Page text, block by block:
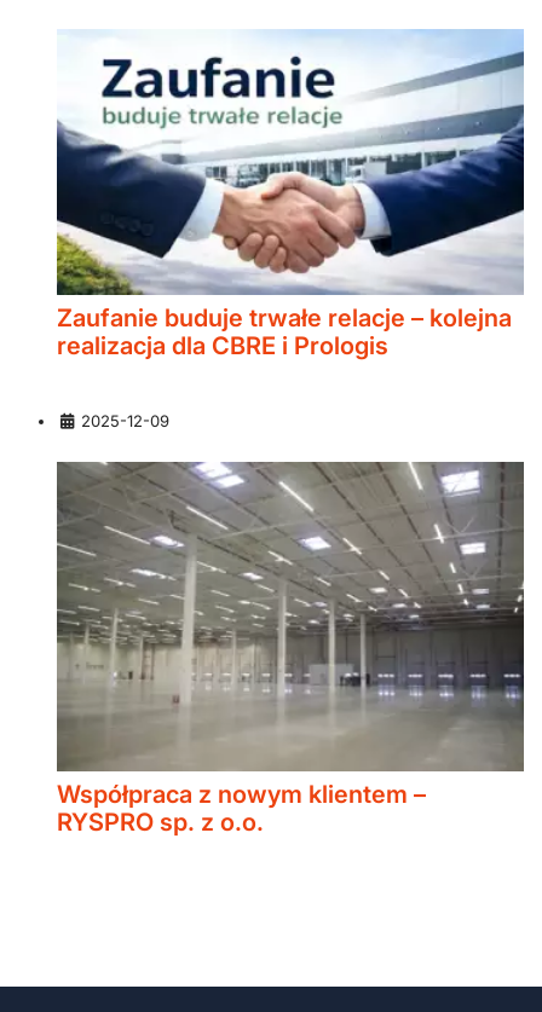
Zaufanie buduje trwałe relacje – kolejna
realizacja dla CBRE i Prologis
Współpraca z nowym klientem –
RYSPRO sp. z o.o.
Szczegóły
2025-12-09